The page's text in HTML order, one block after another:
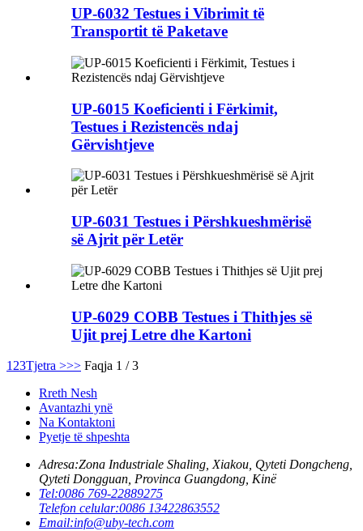
UP-6032 Testues i Vibrimit të
Transportit të Paketave
UP-6015 Koeficienti i Fërkimit,
Testues i Rezistencës ndaj
Gërvishtjeve
UP-6031 Testues i Përshkueshmërisë
së Ajrit për Letër
UP-6029 COBB Testues i Thithjes së
Ujit prej Letre dhe Kartoni
1 23Tjetra >>> Faqja 1 / 3
Rreth Nesh
Avantazhi ynë
Na Kontaktoni
Pyetje të shpeshta
Adresa:Zona Industriale Shaling, Xiakou, Qyteti Dongcheng,
Qyteti Dongguan, Provinca Guangdong, Kinë
Tel:0086 769-22889275
Telefon celular:0086 13422863552
Email:info@uby-tech.com